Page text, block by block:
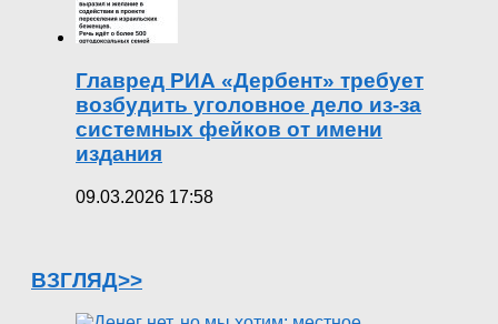
Главред РИА «Дербент» требует
возбудить уголовное дело из-за
системных фейков от имени
издания
09.03.2026 17:58
ВЗГЛЯД>>